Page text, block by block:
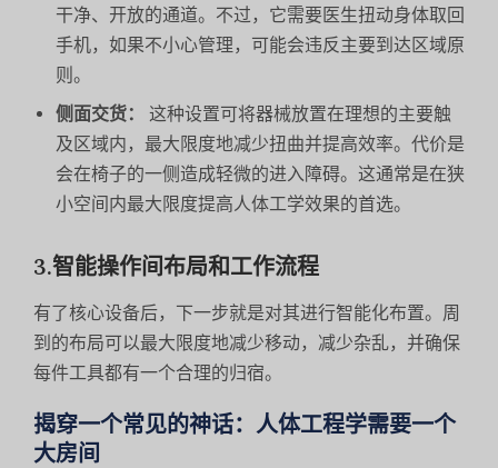
干净、开放的通道。不过，它需要医生扭动身体取回
手机，如果不小心管理，可能会违反主要到达区域原
则。
侧面交货：
这种设置可将器械放置在理想的主要触
及区域内，最大限度地减少扭曲并提高效率。代价是
会在椅子的一侧造成轻微的进入障碍。这通常是在狭
小空间内最大限度提高人体工学效果的首选。
3.智能操作间布局和工作流程
有了核心设备后，下一步就是对其进行智能化布置。周
到的布局可以最大限度地减少移动，减少杂乱，并确保
每件工具都有一个合理的归宿。
揭穿一个常见的神话：人体工程学需要一个
大房间